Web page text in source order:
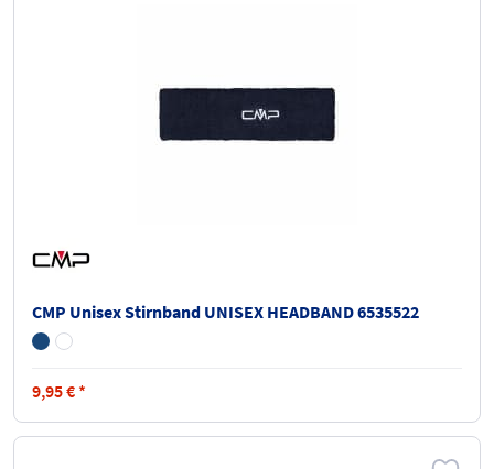
CMP Unisex Stirnband UNISEX HEADBAND 6535522
9,95€ *